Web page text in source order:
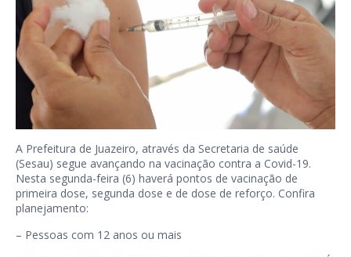
A Prefeitura de Juazeiro, através da Secretaria de saúde
(Sesau) segue avançando na vacinação contra a Covid-19.
Nesta segunda-feira (6) haverá pontos de vacinação de
primeira dose, segunda dose e de dose de reforço. Confira
planejamento:
– Pessoas com 12 anos ou mais